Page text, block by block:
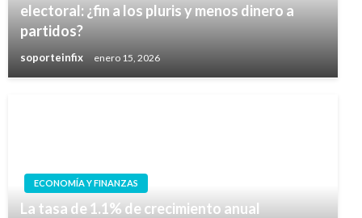
electoral: ¿fin a los pluris y menos dinero a
partidos?
soporteinfix enero 15, 2026
ECONOMÍA Y FINANZAS
La tasa de 1.1% de crecimiento anual